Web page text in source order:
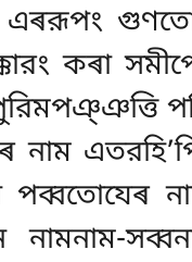
এৰরূপং
কৰা
নাম